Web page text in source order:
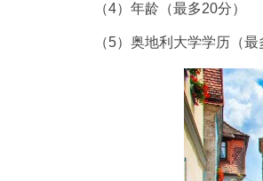
（4）年龄（最多20分）
（5）奥地利大学学历（最